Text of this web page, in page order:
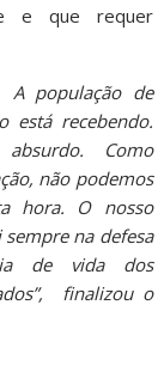
e que requer
A população de
está recebendo.
Como
não podemos
hora. O nosso
na defesa
de vida dos
finalizou o